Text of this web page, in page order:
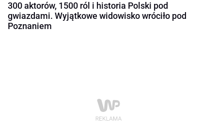
300 aktorów, 1500 ról i historia Polski pod
gwiazdami. Wyjątkowe widowisko wróciło pod
Poznaniem